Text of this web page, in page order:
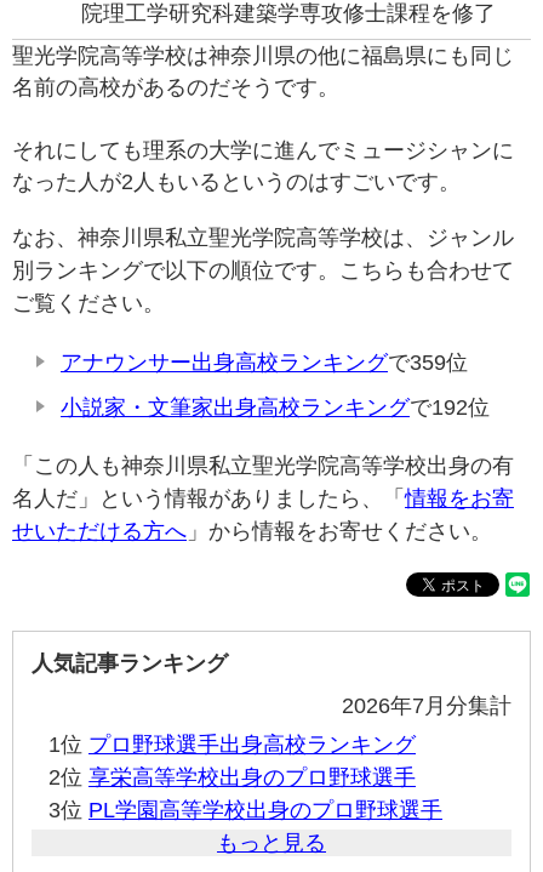
院理工学研究科建築学専攻修士課程を修了
聖光学院高等学校は神奈川県の他に福島県にも同じ
名前の高校があるのだそうです。
それにしても理系の大学に進んでミュージシャンに
なった人が2人もいるというのはすごいです。
なお、神奈川県私立聖光学院高等学校は、ジャンル
別ランキングで以下の順位です。こちらも合わせて
ご覧ください。
アナウンサー出身高校ランキングで359位
小説家・文筆家出身高校ランキングで192位
「この人も神奈川県私立聖光学院高等学校出身の有
名人だ」という情報がありましたら、「情報をお寄
せいただける方へ 」から情報をお寄せください。
人気記事ランキング
2026年7月分集計
1位 プロ野球選手出身高校ランキング
2位 享栄高等学校出身のプロ野球選手
3位 PL学園高等学校出身のプロ野球選手
もっと見る